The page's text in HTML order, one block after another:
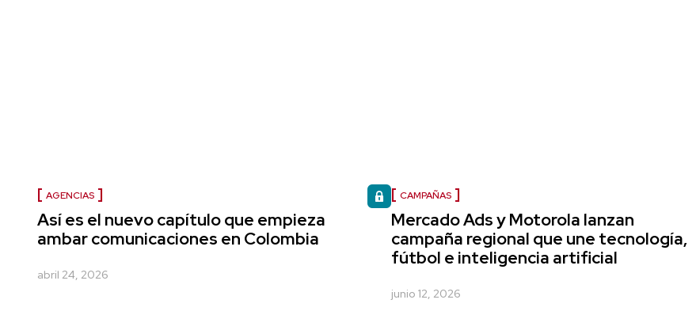
AGENCIAS
Así es el nuevo capítulo que empieza
ambar comunicaciones en Colombia
abril 24, 2026
CAMPAÑAS
Mercado Ads y Motorola lanzan
campaña regional que une tecnología,
fútbol e inteligencia artificial
junio 12, 2026